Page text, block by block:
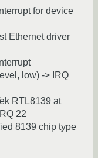
for device
Ethernet driver
low) -> IRQ
RTL8139 at
22
8139 chip type